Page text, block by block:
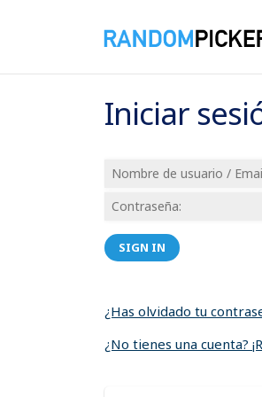
Iniciar
SIGN IN
¿Has olvidado tu
¿No tienes una cuenta?